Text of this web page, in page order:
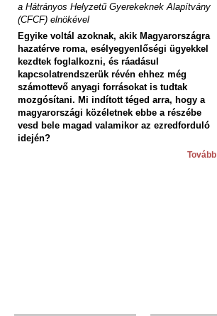
a Hátrányos Helyzetű Gyerekeknek Alapítvány
(CFCF) elnökével
Egyike voltál azoknak, akik Magyarországra
hazatérve roma, esélyegyenlőségi ügyekkel
kezdtek foglalkozni, és ráadásul
kapcsolatrendszerük révén ehhez még
számottevő anyagi forrásokat is tudtak
mozgósítani. Mi indított téged arra, hogy a
magyarországi közéletnek ebbe a részébe
vesd bele magad valamikor az ezredforduló
idején?
Tovább